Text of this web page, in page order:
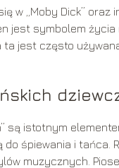
w „Moby Dick”
jest symbolem
jest często
są istotnym
śpiewania i tańca.
muzycznych.